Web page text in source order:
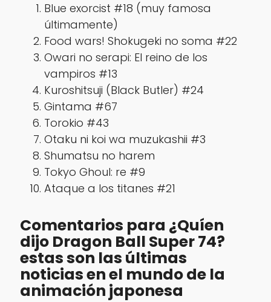
Blue exorcist #18 (muy famosa
últimamente)
Food wars! Shokugeki no soma #22
Owari no serapi: El reino de los
vampiros #13
Kuroshitsuji (Black Butler) #24
Gintama #67
Torokio #43
Otaku ni koi wa muzukashii #3
Shumatsu no harem
Tokyo Ghoul: re #9
Ataque a los titanes #21
Comentarios para ¿Quíen
dijo Dragon Ball Super 74?
estas son las últimas
noticias en el mundo de la
animación japonesa